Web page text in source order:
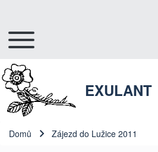
Close search
Hlavní navigace
Toggle main menu
EXULANT
Drobečková navigace
Domů Zájezd do Lužice 2011